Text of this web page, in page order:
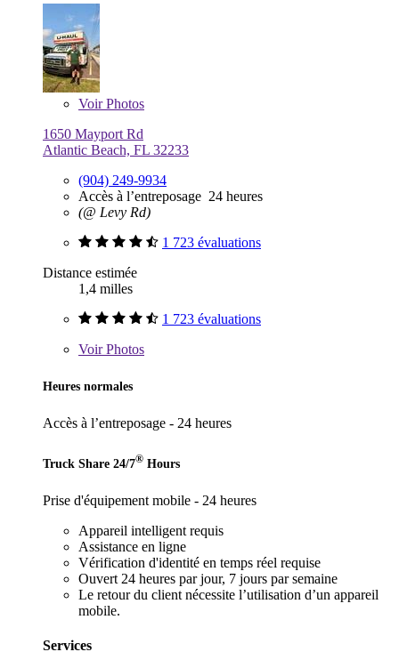
VoirPhotos
1650 Mayport Rd
Atlantic Beach, FL 32233
(904) 249-9934
Accès à l’entreposage 24 heures
(@ Levy Rd)
1 723 évaluations
Distance estimée
1,4 milles
1 723 évaluations
VoirPhotos
Heures normales
Accès à l’entreposage - 24 heures
Truck Share 24/7® Hours
Prise d'équipement mobile - 24 heures
Appareil intelligent requis
Assistance en ligne
Vérification d'identité en temps réel requise
Ouvert 24 heures par jour, 7 jours par semaine
Le retour du client nécessite l’utilisation d’un appareil
mobile.
Services